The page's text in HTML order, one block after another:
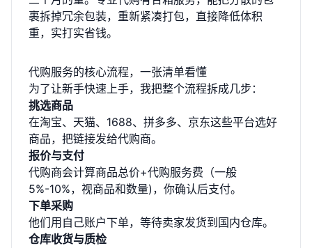
裹拆掉冗余包装，重新紧凑打包，直接降低体积
重，实打实省钱。
代购服务的核心流程，一张清单看懂
为了让新手快速上手，我把整个流程拆成几步：
挑选商品
在淘宝、天猫、1688、拼多多、京东这些平台选好
商品，把链接发给代购商。
报价与支付
代购商会计算商品总价+代购服务费（一般
5%-10%，视商品和数量)，你确认后支付。
下单采购
他们用自己账户下单，等待卖家发货到国内仓库。
仓库收货与质检